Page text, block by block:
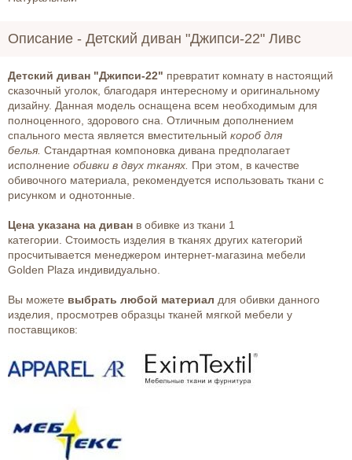
Описание - Детский диван "Джипси-22" Ливс
Детский диван "Джипси-22" превратит комнату в настоящий
сказочный уголок, благодаря интересному и оригинальному
дизайну. Данная модель оснащена всем необходимым для
полноценного, здорового сна. Отличным дополнением
спального места является вместительный короб для
белья. Стандартная компоновка дивана предполагает
исполнение обивки в двух тканях. При этом, в качестве
обивочного материала, рекомендуется использовать ткани с
рисунком и однотонные.
Цена указана на диван в обивке из ткани 1
категории. Стоимость изделия в тканях других категорий
просчитывается менеджером интернет-магазина мебели
Golden Plaza индивидуально.
Вы можете выбрать любой материал для обивки данного
изделия, просмотрев образцы тканей мягкой мебели у
поставщиков: